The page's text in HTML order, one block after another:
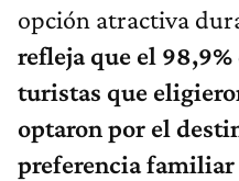
opción atractiva
refleja que el
turistas que
optaron por el
preferencia familiar